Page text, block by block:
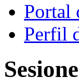
Portal
Perfil